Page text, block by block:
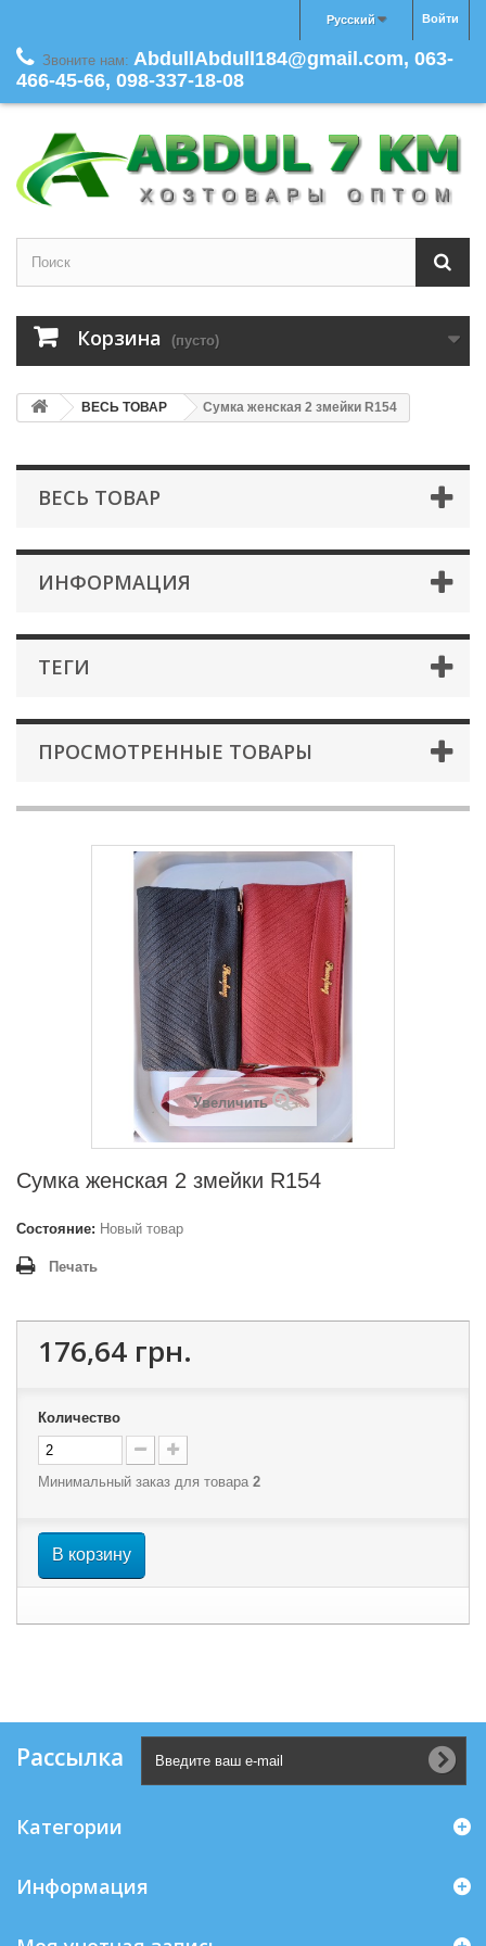
Войти
Русский
Звоните нам: AbdullAbdull184@gmail.com, 063-
466-45-66, 098-337-18-08
Корзина (пусто)
ВЕСЬ ТОВАР Сумка женская 2 змейки R154
ВЕСЬ ТОВАР
ИНФОРМАЦИЯ
ТЕГИ
ПРОСМОТРЕННЫЕ ТОВАРЫ
Увеличить
Сумка женская 2 змейки R154
Состояние: Новый товар
Печать
176,64 грн.
Количество
Минимальный заказ для товара 2
В корзину
Рассылка
Категории
Информация